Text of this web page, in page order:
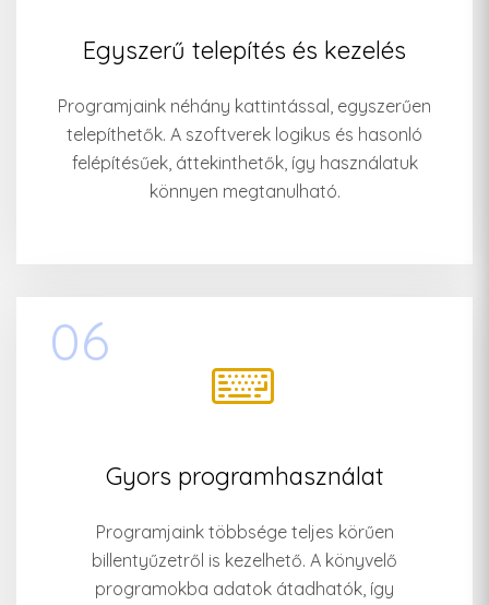
Egyszerű telepítés és kezelés
Programjaink néhány kattintással, egyszerűen
telepíthetők. A szoftverek logikus és hasonló
felépítésűek, áttekinthetők, így használatuk
könnyen megtanulható.
06
Gyors programhasználat
Programjaink többsége teljes körűen
billentyűzetről is kezelhető. A könyvelő
programokba adatok átadhatók, így